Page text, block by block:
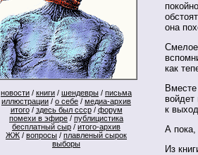
новости / книги / шендевры / письма
иллюстрации / о себе / медиа-архив
итого/ здесь был ссср/ форум
помехи в эфире / публицистика
бесплатный сыр / итого-архив
ЖЖ / вопросы / плавленый сырок
выборы
она
Смелое
как
войдет
к
А
Из